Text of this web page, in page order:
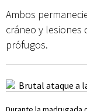
Ambos
cráneo y lesiones
prófugos.